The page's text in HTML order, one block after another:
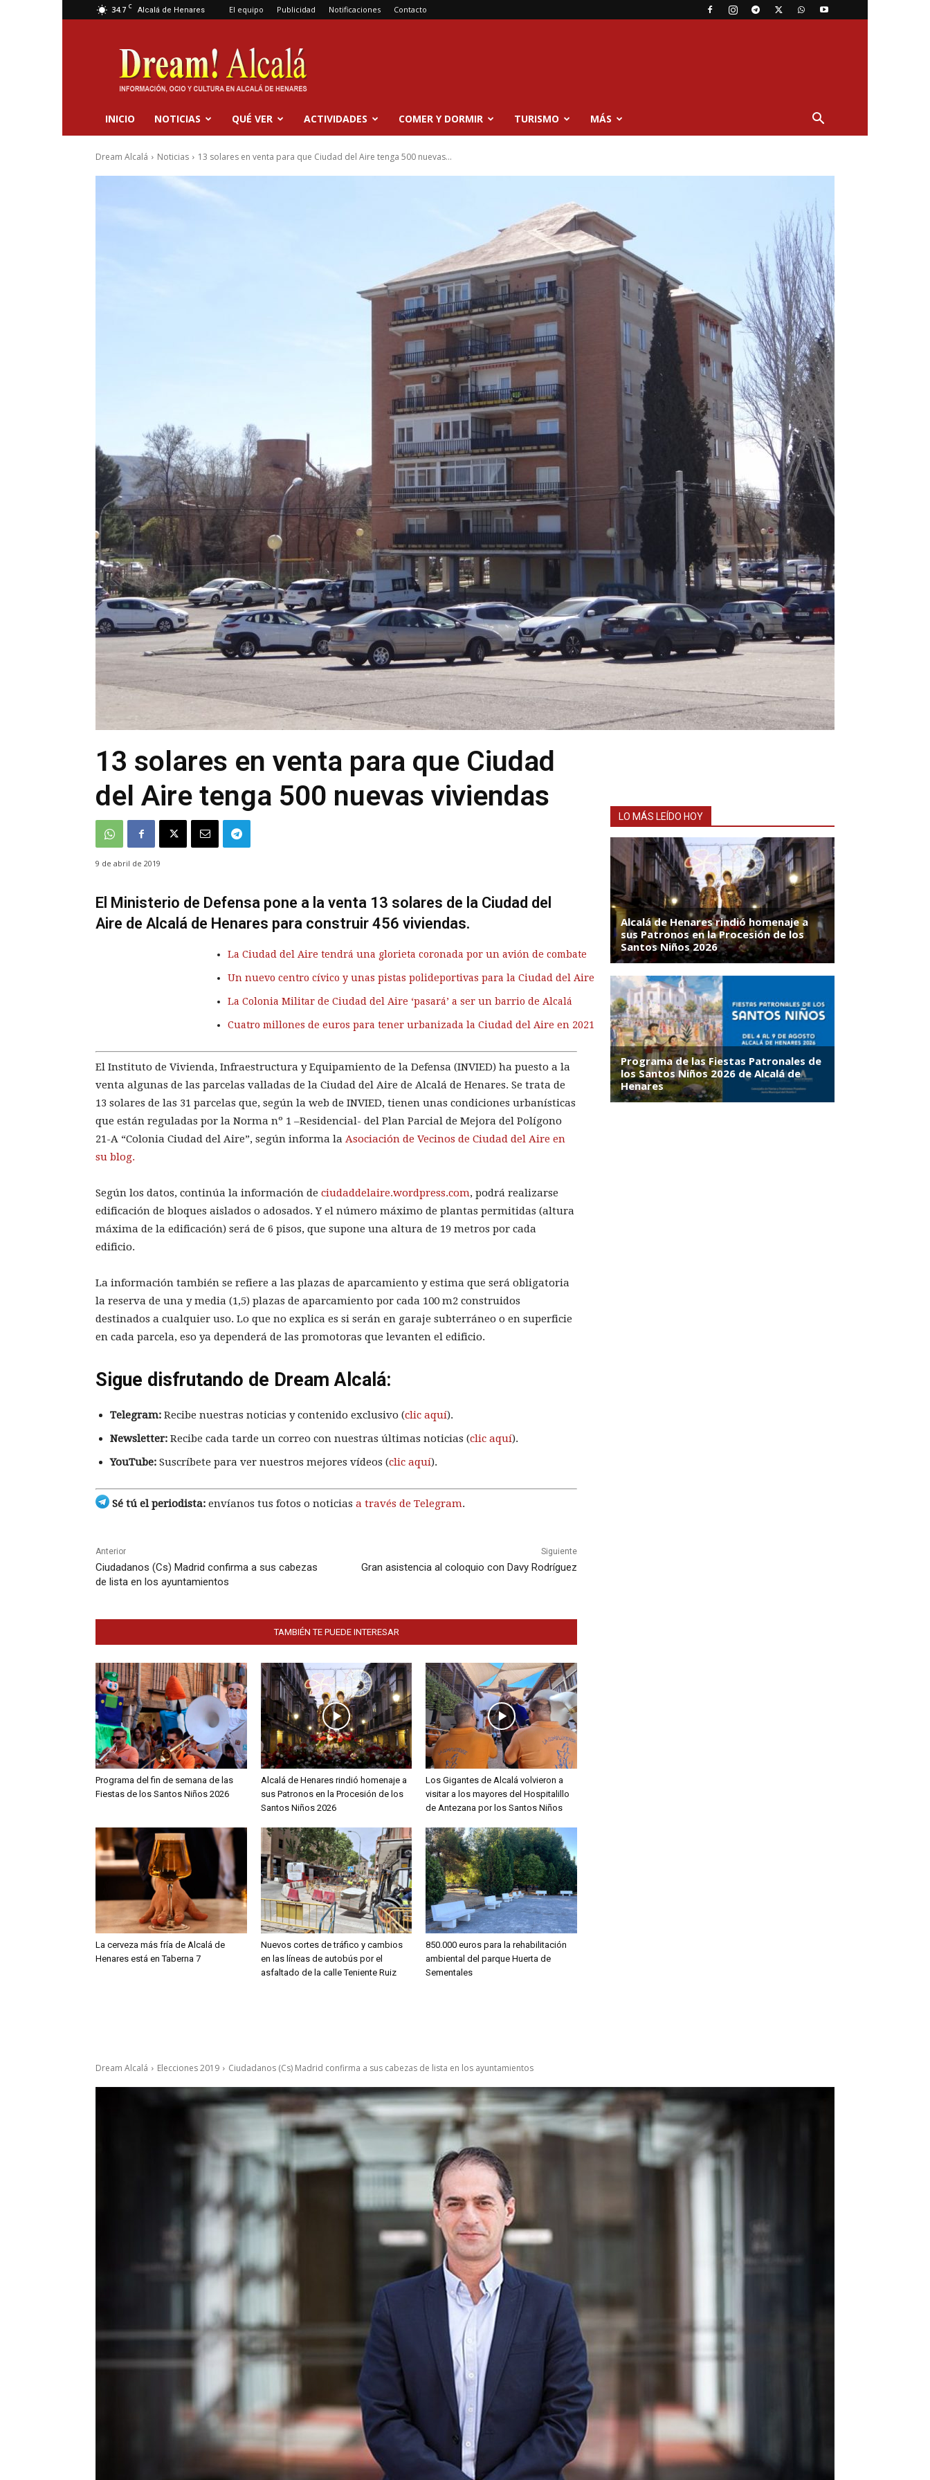
34.7 C Alcalá de Henares El equipo Publicidad Notificaciones Contacto
Dream
Alcalá
INICIO NOTICIAS QUÉ VER ACTIVIDADES COMER Y DORMIR TURISMO MÁS
Dream Alcalá Noticias 13 solares en venta para que Ciudad del Aire tenga 500 nuevas...
13 solares en venta para que Ciudad
del Aire tenga 500 nuevas viviendas
9 de abril de 2019
El Ministerio de Defensa pone a la venta 13 solares de la Ciudad del
Aire de Alcalá de Henares para construir 456 viviendas.
La Ciudad del Aire tendrá una glorieta coronada por un avión de combate
Un nuevo centro cívico y unas pistas polideportivas para la Ciudad del Aire
La Colonia Militar de Ciudad del Aire ‘pasará’ a ser un barrio de Alcalá
Cuatro millones de euros para tener urbanizada la Ciudad del Aire en 2021
El Instituto de Vivienda, Infraestructura y Equipamiento de la Defensa (INVIED) ha puesto a la
venta algunas de las parcelas valladas de la Ciudad del Aire de Alcalá de Henares. Se trata de
13 solares de las 31 parcelas que, según la web de INVIED, tienen unas condiciones urbanísticas
que están reguladas por la Norma nº 1 –Residencial- del Plan Parcial de Mejora del Polígono
21-A “Colonia Ciudad del Aire”, según informa la Asociación de Vecinos de Ciudad del Aire en
su blog.
Según los datos, continúa la información de ciudaddelaire.wordpress.com, podrá realizarse
edificación de bloques aislados o adosados. Y el número máximo de plantas permitidas (altura
máxima de la edificación) será de 6 pisos, que supone una altura de 19 metros por cada
edificio.
La información también se refiere a las plazas de aparcamiento y estima que será obligatoria
la reserva de una y media (1,5) plazas de aparcamiento por cada 100 m2 construidos
destinados a cualquier uso. Lo que no explica es si serán en garaje subterráneo o en superficie
en cada parcela, eso ya dependerá de las promotoras que levanten el edificio.
Sigue disfrutando de Dream Alcalá:
Telegram: Recibe nuestras noticias y contenido exclusivo (clic aquí).
Newsletter: Recibe cada tarde un correo con nuestras últimas noticias (clic aquí).
YouTube: Suscríbete para ver nuestros mejores vídeos (clic aquí).
Sé tú el periodista: envíanos tus fotos o noticias a través de Telegram.
Anterior
Ciudadanos (Cs) Madrid confirma a sus cabezas
de lista en los ayuntamientos
Siguiente
Gran asistencia al coloquio con Davy Rodríguez
TAMBIÉN TE PUEDE INTERESAR
Programa del fin de semana de las
Fiestas de los Santos Niños 2026
Alcalá de Henares rindió homenaje a
sus Patronos en la Procesión de los
Santos Niños 2026
Los Gigantes de Alcalá volvieron a
visitar a los mayores del Hospitalillo
de Antezana por los Santos Niños
La cerveza más fría de Alcalá de
Henares está en Taberna 7
Nuevos cortes de tráfico y cambios
en las líneas de autobús por el
asfaltado de la calle Teniente Ruiz
850.000 euros para la rehabilitación
ambiental del parque Huerta de
Sementales
LO MÁS LEÍDO HOY